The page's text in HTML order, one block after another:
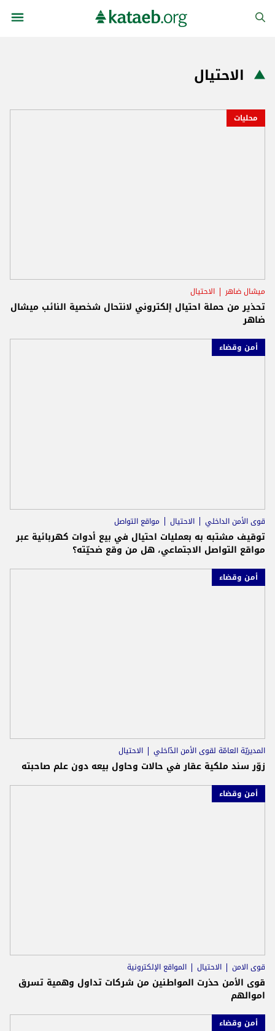
الاحتيال
محليات
ميشال ضاهر الاحتيال
تحذير من حملة احتيال إلكتروني لانتحال شخصية النائب ميشال
ضاهر
أمن وقضاء
قوى الأمن الداخلي الاحتيال مواقع التواصل
توقيف مشتبه به بعمليات احتيال في بيع أدوات كهربائية عبر
مواقع التواصل الاجتماعي، هل من وقع ضحيّته؟
أمن وقضاء
المديريّة العامّة لقوى الأمن الدّاخلي الاحتيال
زوّر سند ملكية عقار في حالات وحاول بيعه دون علم صاحبته
أمن وقضاء
قوى الامن الاحتيال المواقع الإلكترونية
قوى الأمن حذرت المواطنين من شركات تداول وهمية تسرق
اموالهم
أمن وقضاء